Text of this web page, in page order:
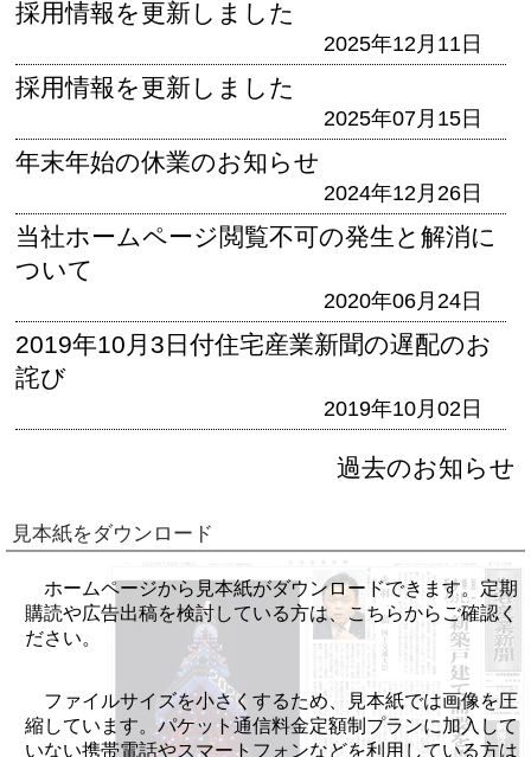
採用情報を更新しました
2025年12月11日
採用情報を更新しました
2025年07月15日
年末年始の休業のお知らせ
2024年12月26日
当社ホームページ閲覧不可の発生と解消に
ついて
2020年06月24日
2019年10月3日付住宅産業新聞の遅配のお
詫び
2019年10月02日
過去のお知らせ
見本紙をダウンロード
ホームページから見本紙がダウンロードできます。定期
購読や広告出稿を検討している方は、こちらからご確認く
ださい。
ファイルサイズを小さくするため、見本紙では画像を圧
縮しています。パケット通信料金定額制プランに加入して
いない携帯電話やスマートフォンなどを利用している方は